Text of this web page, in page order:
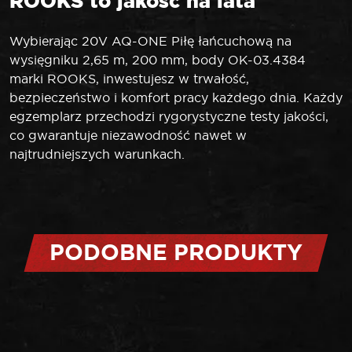
Wybierając 20V AQ-ONE Piłę łańcuchową na
wysięgniku 2,65 m, 200 mm, body OK-03.4384
marki ROOKS, inwestujesz w trwałość,
bezpieczeństwo i komfort pracy każdego dnia. Każdy
egzemplarz przechodzi rygorystyczne testy jakości,
co gwarantuje niezawodność nawet w
najtrudniejszych warunkach.
PODOBNE PRODUKTY